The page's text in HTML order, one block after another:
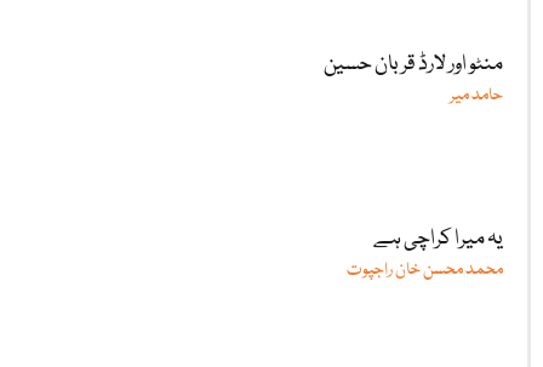
منٹو اور لارڈ قربان حسین
حامد میر
یہ میرا کراچی ہے
محمد محسن خان راجپوت